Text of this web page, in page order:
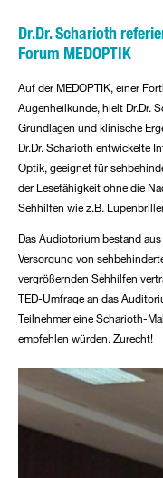
Dr.Dr. Scharioth
Forum MEDOPTIK
Auf der MEDOPTIK, einer
Augenheilkunde, hielt Dr.Dr.
Grundlagen und klinische
Dr.Dr. Scharioth entwickelte
Optik, geeignet für
der Lesefähigkeit ohne die
Sehhilfen wie z.B.
Das Audiotorium bestand
Versorgung von
vergrößernden Sehhilfen
TED-Umfrage an das
Teilnehmer eine Scharioth-
empfehlen würden. Zurecht!